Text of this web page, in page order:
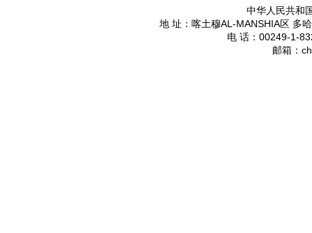
中华人民共和
地 址：喀土穆AL-MANSHIA区 多
电 话： 00249-1-
邮箱：